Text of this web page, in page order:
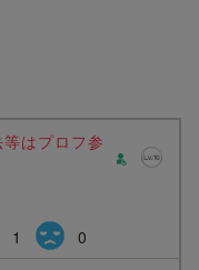
はプロフ参
1
0